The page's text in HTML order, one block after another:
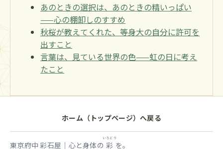
あのときの選択は、あのときの精いっぱい
——心の棚卸しのすすめ
秋桜が教えてくれた、等身大の自分に許可を
出すこと
言葉は、見ている世界の色——虹の日に考え
たこと
ホーム（トップページ）へ戻る
東京府中 彩石屋｜心と身体の 彩
いろどり
を。